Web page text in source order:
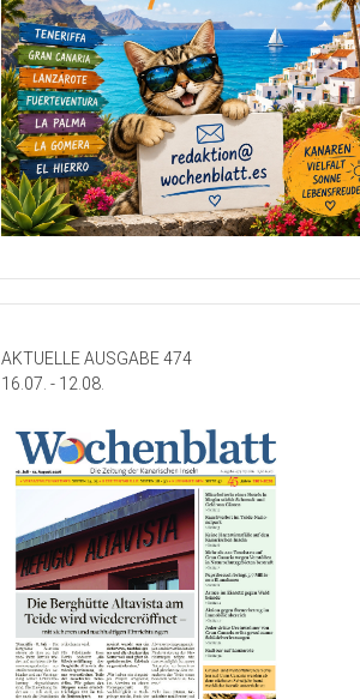
AKTUELLE AUSGABE 474
16.07. - 12.08.